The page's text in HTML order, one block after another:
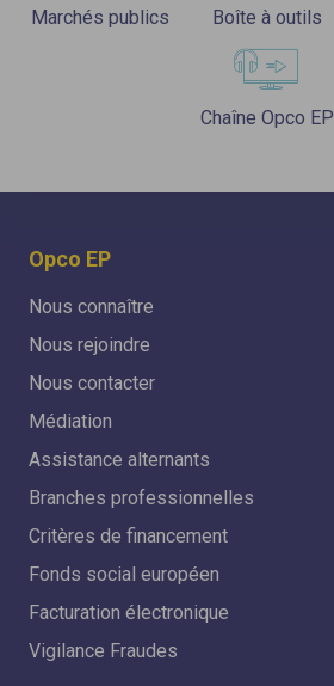
Marchés publics Boîte à outils
Chaîne Opco EP
Opco EP
Nous connaître
Nous rejoindre
Nous contacter
Médiation
Assistance alternants
Branches professionnelles
Critères de financement
Fonds social européen
Facturation électronique
Vigilance Fraudes